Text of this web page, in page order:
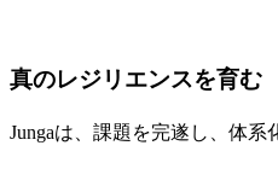
真のレジリエンスを育む
Jungaは、課題を完遂し、体